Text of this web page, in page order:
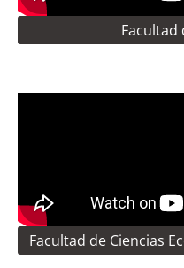
Facultad
Facultad de Ciencias